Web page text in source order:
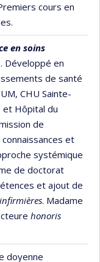
cours en
en soins
Développé en
de santé
CHU Sainte-
et Hôpital du
de
et
systémique
de doctorat
et ajout de
. Madame
honoris
doyenne